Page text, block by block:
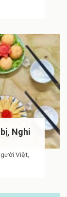
Nghi
Việt,